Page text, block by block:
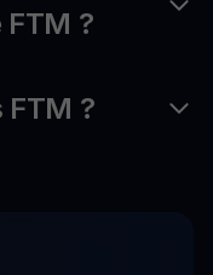
?
?